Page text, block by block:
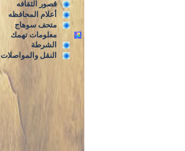
قصور الثقافه
أعلام المحافظه
متحف سوهاج
معلومات تهمك
الشرطة
النقل والمواصلات